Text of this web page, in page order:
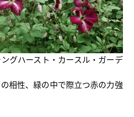
グハースト・カースル・ガーデ
相性、緑の中で際立つ赤の力強